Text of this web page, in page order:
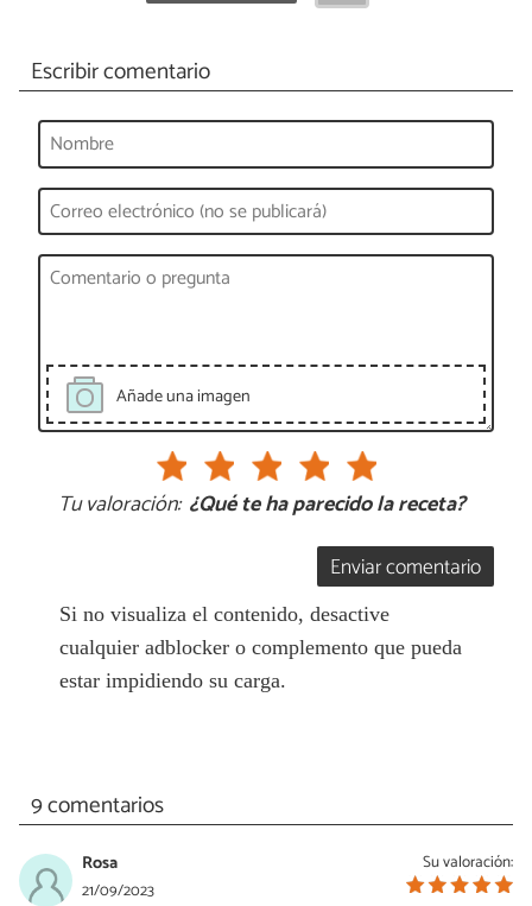
Escribir comentario
Añade una imagen
Tu valoración: ¿Qué te ha parecido la receta?
Enviar comentario
Si no visualiza el contenido, desactive
cualquier adblocker o complemento que pueda
estar impidiendo su carga.
9 comentarios
Su valoración:
Rosa
21/09/2023